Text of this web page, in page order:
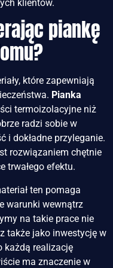
klientów.
piankę
które zapewniają
Pianka
termoizolacyjne niż
radzi sobie w
i dokładne przyleganie.
rozwiązaniem chętnie
trwałego efektu.
ten pomaga
warunki wewnątrz
na takie prace nie
także jako inwestycję w
każdą realizację
ma znaczenie w